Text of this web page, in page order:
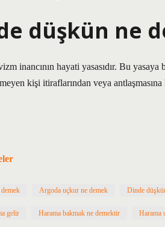
düşkün ne
inancının hayati yasasıdır. Bu
kişi itiraflarından veya
Argoda uçkur ne demek Dinde
gelir Harama bakmak ne demektir Harama